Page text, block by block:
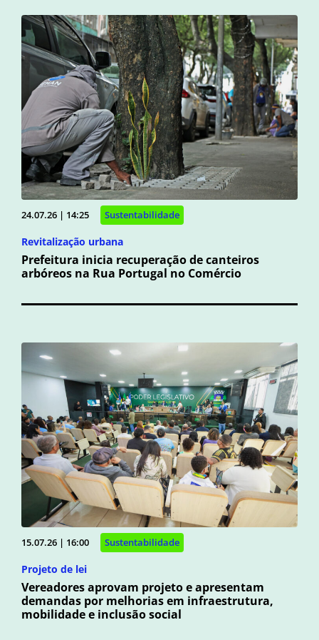
24.07.26 | 14:25 Sustentabilidade
Revitalização urbana
Prefeitura inicia recuperação de canteiros
arbóreos na Rua Portugal no Comércio
15.07.26 | 16:00 Sustentabilidade
Projeto de lei
Vereadores aprovam projeto e apresentam
demandas por melhorias em infraestrutura,
mobilidade e inclusão social